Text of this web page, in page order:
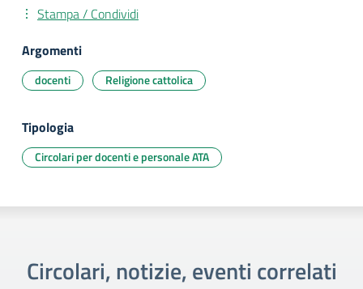
Stampa / Condividi
Argomenti
docenti Religione cattolica
Tipologia
Circolari per docenti e personale ATA
Circolari, notizie, eventi correlati